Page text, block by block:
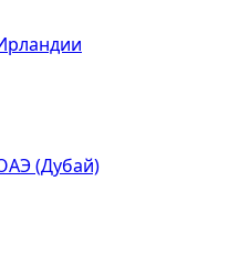
(Дубай)